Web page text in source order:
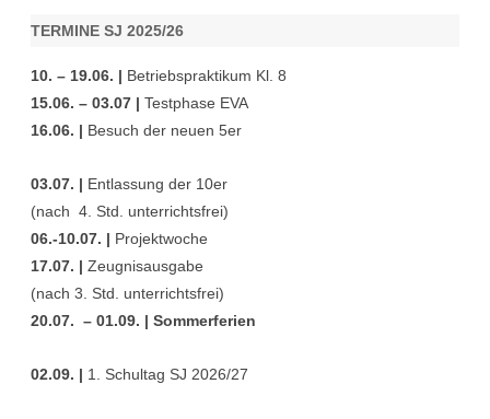
TERMINE SJ 2025/26
10. – 19.06. | Betriebspraktikum Kl. 8
15.06. – 03.07 | Testphase EVA
16.06. | Besuch der neuen 5er
03.07. | Entlassung der 10er
(nach 4. Std. unterrichtsfrei)
06.-10.07. | Projektwoche
17.07. | Zeugnisausgabe
(nach 3. Std. unterrichtsfrei)
20.07. – 01.09. | Sommerferien
02.09. | 1. Schultag SJ 2026/27